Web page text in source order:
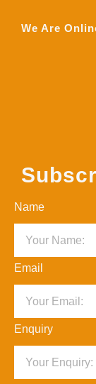
We Are
Name
Email
Enquiry